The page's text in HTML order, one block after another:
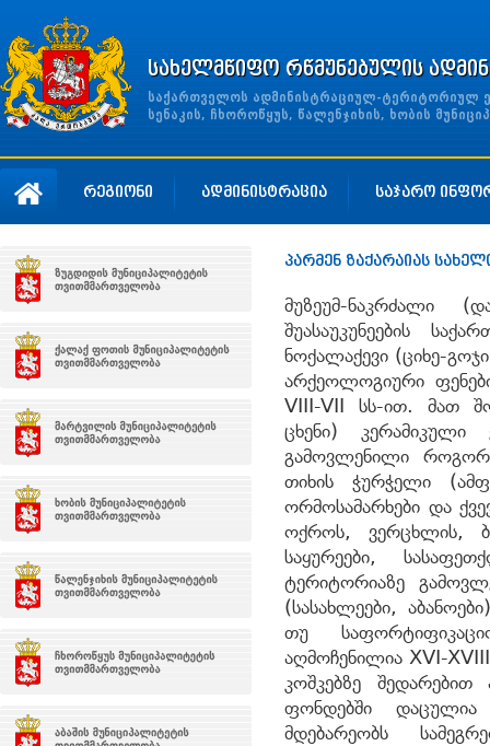
სახელმწიფო რწმუნებულის
საქართველოს ადმინისტრაციულ-ტერიტორიულ
სენაკის, ჩხოროწყუს, წალენჯიხის, ხობის
რეგიონი ადმინისტრაცია საჯარო
პარმენ ზაქარაიას
მუზეუმ-ნაკრძალი
შუასაუკუნეების
ნოქალაქევი (ციხე-
არქეოლოგიური
VIII-VII სს-ით. მათ
ცხენი)
გამოვლენილი
თიხის ჭურჭელი
ორმოსამარხები და
ოქროს, ვერცხლის,
საყურეები,
ტერიტორიაზე
(სასახლეები,
თუ
აღმოჩენილია XVI-
კოშკებზე შედარებით
ფონდებში დაცულია
მდებარეობს